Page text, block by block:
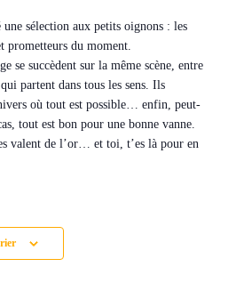
sélection aux petits oignons : les
prometteurs du moment.
se succèdent sur la même scène, entre
partent dans tous les sens. Ils
où tout est possible… enfin, peut-
tout est bon pour une bonne vanne.
valent de l’or… et toi, t’es là pour en